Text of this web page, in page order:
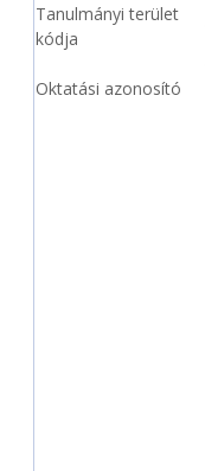
Tanulmányi terület
kódja
Oktatási azonosító